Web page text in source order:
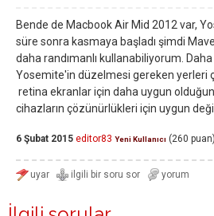
Bende de Macbook Air Mid 2012 var,
süre sonra kasmaya başladı şimdi
daha randımanlı kullanabiliyorum.
Yosemite'in düzelmesi gereken yerleri
retina ekranlar için daha uygun
cihazların çözünürlükleri için uygun
6 Şubat 2015 editor83 Yeni Kullanıcı (260 puan)